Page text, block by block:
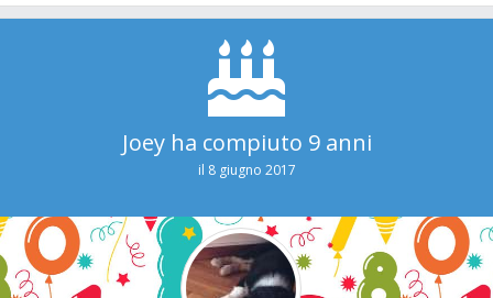
Joey ha compiuto 9 anni
il 8 giugno 2017